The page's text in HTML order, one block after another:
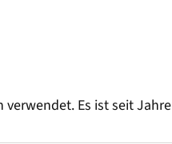
Es ist seit